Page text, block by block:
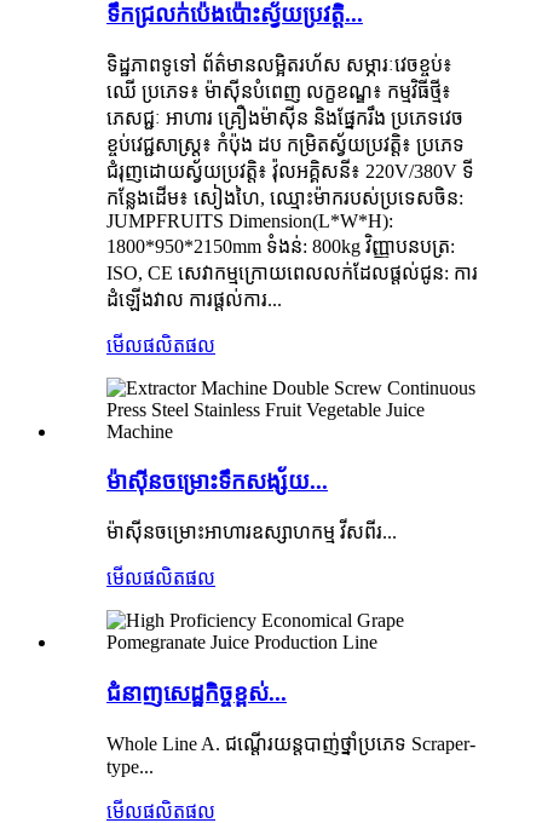
ទឹកជ្រលក់ប៉េងប៉ោះស្វ័យប្រវត្តិ...
ទិដ្ឋភាពទូទៅ ព័ត៌មានលម្អិតរហ័ស សម្ភារៈវេចខ្ចប់៖
ឈើ ប្រភេទ៖ ម៉ាស៊ីនបំពេញ លក្ខខណ្ឌ៖ កម្មវិធីថ្មី៖
ភេសជ្ជៈ អាហារ គ្រឿងម៉ាស៊ីន និងផ្នែករឹង ប្រភេទវេច
ខ្ចប់វេជ្ជសាស្ត្រ៖ កំប៉ុង ដប កម្រិតស្វ័យប្រវត្តិ៖ ប្រភេទ
ជំរុញដោយស្វ័យប្រវត្តិ៖ វ៉ុលអគ្គិសនី៖ 220V/380V ទី
កន្លែងដើម៖ សៀងហៃ, ឈ្មោះម៉ាករបស់ប្រទេសចិន:
JUMPFRUITS Dimension(L*W*H):
1800*950*2150mm ទំងន់: 800kg វិញ្ញាបនបត្រ:
ISO, CE សេវាកម្មក្រោយពេលលក់ដែលផ្តល់ជូន: ការ
ដំឡើងវាល ការផ្តល់ការ...
មើលផលិតផល
ម៉ាស៊ីនចម្រោះទឹកសង្ស័យ...
ម៉ាស៊ីនចម្រោះអាហារឧស្សាហកម្ម វីសពីរ...
មើលផលិតផល
ជំនាញសេដ្ឋកិច្ចខ្ពស់...
Whole Line A. ជណ្ដើរយន្តបាញ់ថ្នាំប្រភេទ Scraper-
type...
មើលផលិតផល